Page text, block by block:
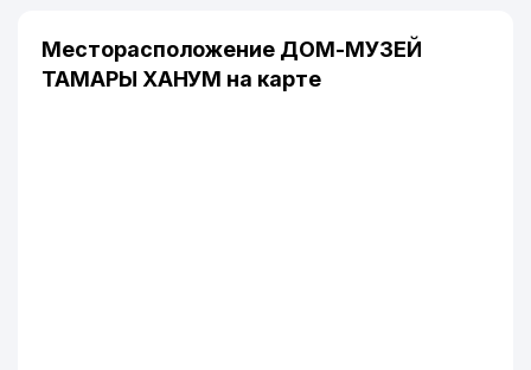
Месторасположение ДОМ-МУЗЕЙ
ТАМАРЫ ХАНУМ на карте